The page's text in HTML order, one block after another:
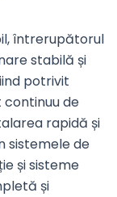
întrerupătorul
stabilă și
potrivit
de
rapidă și
sistemele de
și sisteme
și